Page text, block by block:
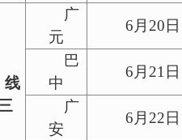
线
广
元
6月20日
巴
中
6月21日
广
安
6月22日